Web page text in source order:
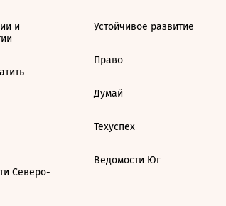
и
Северо-
Устойчивое развитие
Право
Думай
Техуспех
Ведомости Юг